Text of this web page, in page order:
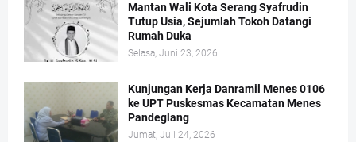
Mantan Wali Kota Serang Syafrudin
Tutup Usia, Sejumlah Tokoh Datangi
Rumah Duka
Selasa, Juni 23, 2026
Kunjungan Kerja Danramil Menes 0106
ke UPT Puskesmas Kecamatan Menes
Pandeglang
Jumat, Juli 24, 2026